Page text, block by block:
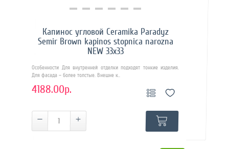
Купить в 1 клик
Капинос угловой Ceramika Paradyz
Semir Brown kapinos stopnica narozna
NEW 33х33
Особенности Для внутренней отделки подходят тонкие изделия.
Для фасада – более толстые. Внешне к..
4188.00р.